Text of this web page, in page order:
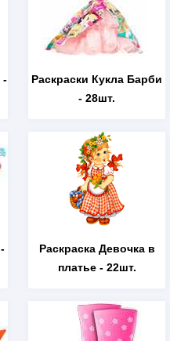
-
-
Раскраски Кукла Барби
- 28шт.
Раскраска Девочка в
платье- 22шт.